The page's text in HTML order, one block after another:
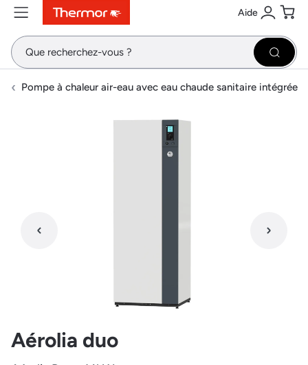
ContenuMenuRecherche Aide
Se
Pompe à chaleur air-eau avec eau chaude sanitaire intégrée
Aérolia duo